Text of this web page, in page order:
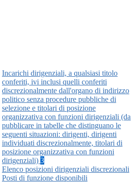
Incarichi dirigenziali, a qualsiasi titolo
conferiti, ivi inclusi quelli conferiti
discrezionalmente dall'organo di indirizzo
politico senza procedure pubbliche di
selezione e titolari di posizione
organizzativa con funzioni dirigenziali (da
pubblicare in tabelle che distinguano le
seguenti situazioni: dirigenti, dirigenti
individuati discrezionalmente, titolari di
posizione organizzativa con funzioni
dirigenziali) 3
Elenco posizioni dirigenziali discrezionali
Posti di funzione disponibili